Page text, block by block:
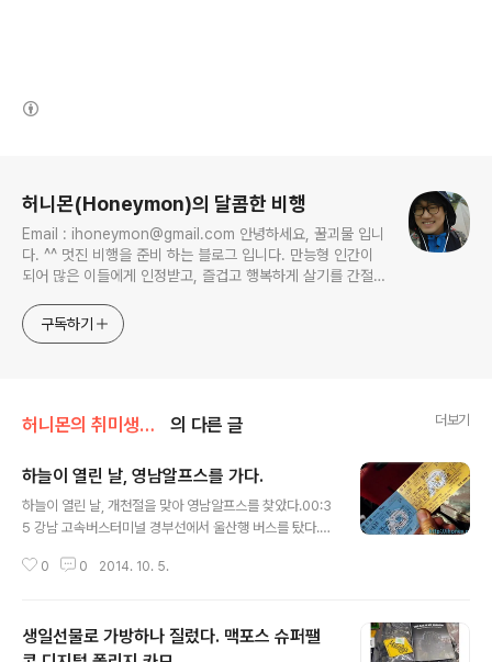
허니몬(Honeymon)의 달콤한 비행
Email : ihoneymon@gmail.com 안녕하세요, 꿀괴물 입니
다. ^^ 멋진 비행을 준비 하는 블로그 입니다. 만능형 인간이
되어 많은 이들에게 인정받고, 즐겁고 행복하게 살기를 간절히
지켜봐주세요!! ^^
구독하기
허니몬의 취미생활/여행객! 의 다른 글 더보기
하늘이 열린 날, 영남알프스를 가다.
하늘이 열린 날, 개천절을 맞아 영남알프스를 찾았다.00:3
5 강남 고속버스터미널 경부선에서 울산행 버스를 탔다.고
람들이 자정을 넘은 시간까지 분주히 오고갔다. 어떤 이들
하는 이들도 있었다. 다양한 사람들이 늦은 시간에 버스터
미널에서 버스를 기다리는 모습은 언제나 흥미롭다.울산으
0 0 2014. 10. 5.
생일선물로 가방하나 질렀다. 맥포스 슈퍼팰